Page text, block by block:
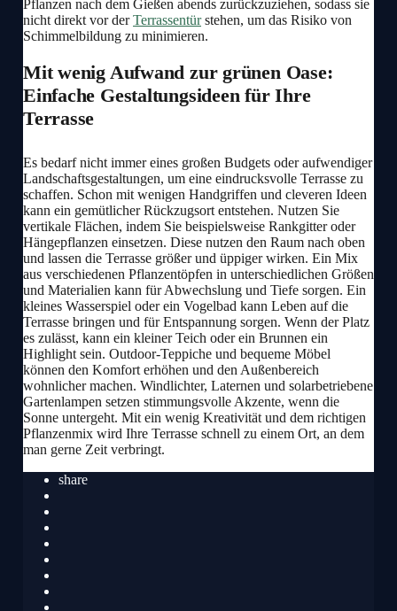
Pflanzen nach dem Gießen abends zurückzuziehen, sodass sie
nicht direkt vor derTerrassentürstehen, um das Risiko von
Schimmelbildung zu minimieren.
Mit wenig Aufwand zur grünen Oase:
Einfache Gestaltungsideen für Ihre
Terrasse
Es bedarf nicht immer eines großen Budgets oder aufwendiger
Landschaftsgestaltungen, um eine eindrucksvolle Terrasse zu
schaffen. Schon mit wenigen Handgriffen und cleveren Ideen
kann ein gemütlicher Rückzugsort entstehen. Nutzen Sie
vertikale Flächen, indem Sie beispielsweise Rankgitter oder
Hängepflanzen einsetzen. Diese nutzen den Raum nach oben
und lassen die Terrasse größer und üppiger wirken. Ein Mix
aus verschiedenen Pflanzentöpfen in unterschiedlichen Größen
und Materialien kann für Abwechslung und Tiefe sorgen. Ein
kleines Wasserspiel oder ein Vogelbad kann Leben auf die
Terrasse bringen und für Entspannung sorgen. Wenn der Platz
es zulässt, kann ein kleiner Teich oder ein Brunnen ein
Highlight sein. Outdoor-Teppiche und bequeme Möbel
können den Komfort erhöhen und den Außenbereich
wohnlicher machen. Windlichter, Laternen und solarbetriebene
Gartenlampen setzen stimmungsvolle Akzente, wenn die
Sonne untergeht. Mit ein wenig Kreativität und dem richtigen
Pflanzenmix wird Ihre Terrasse schnell zu einem Ort, an dem
man gerne Zeit verbringt.
share